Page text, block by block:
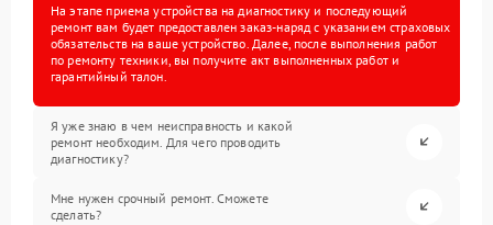
На этапе приема устройства на диагностику и последующий
ремонт вам будет предоставлен заказ-наряд с указанием страховых
обязательств на ваше устройство. Далее, после выполнения работ
по ремонту техники, вы получите акт выполненных работ и
гарантийный талон.
Я уже знаю в чем неисправность и какой
ремонт необходим. Для чего проводить
диагностику?
Мне нужен срочный ремонт. Сможете
сделать?